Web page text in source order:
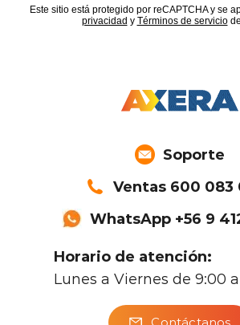
Soporte
Ventas 600 083
WhatsApp +56 9
Horario de atención:
Lunes a Viernes de 9:00